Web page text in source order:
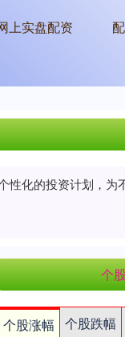
上实盘配资
性化的投资计划，为
个
个股涨幅 个股跌幅